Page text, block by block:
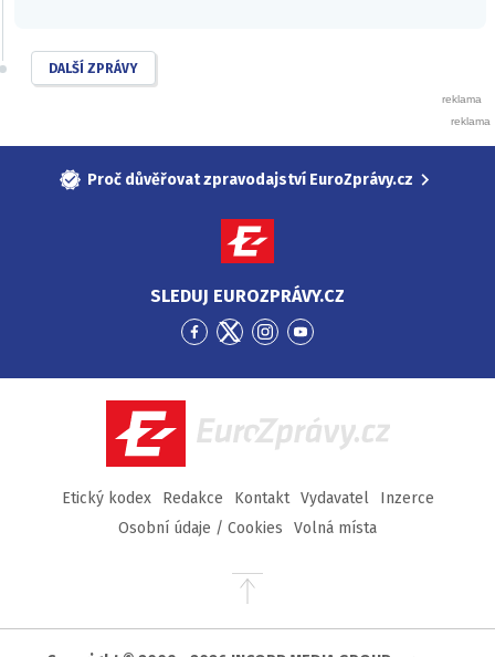
DALŠÍ ZPRÁVY
Proč důvěřovat zpravodajství EuroZprávy.cz
SLEDUJ EUROZPRÁVY.CZ
Přejít
Facebook
Přejít
Twitter
Přejít
Instagram
Přejít
YouTube
EuroZprávy.cz
Etický kodex Redakce Kontakt Vydavatel
Inzerce
Osobní údaje / Cookies
Volná místa
Přejít
stránky